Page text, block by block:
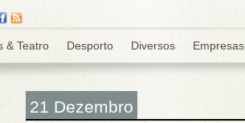
& Teatro Desporto Diversos
21 Dezembro